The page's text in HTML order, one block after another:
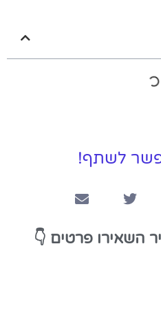
לשתף!
השאירו פרטים 👇